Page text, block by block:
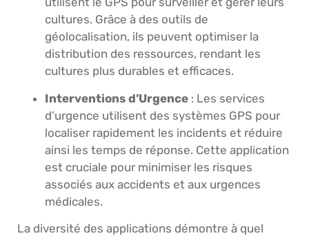
cultures. Grâce à des outils de
géolocalisation, ils peuvent optimiser la
distribution des ressources, rendant les
cultures plus durables et efficaces.
Interventions d’Urgence : Les services
d’urgence utilisent des systèmes GPS pour
localiser rapidement les incidents et réduire
ainsi les temps de réponse. Cette application
est cruciale pour minimiser les risques
associés aux accidents et aux urgences
médicales.
La diversité des applications démontre à quel